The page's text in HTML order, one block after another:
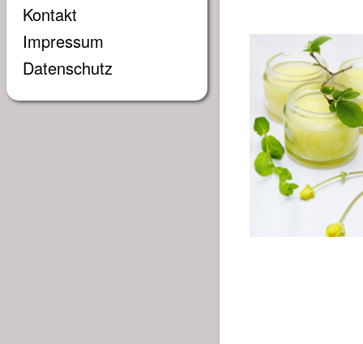
Kontakt
Impressum
Datenschutz